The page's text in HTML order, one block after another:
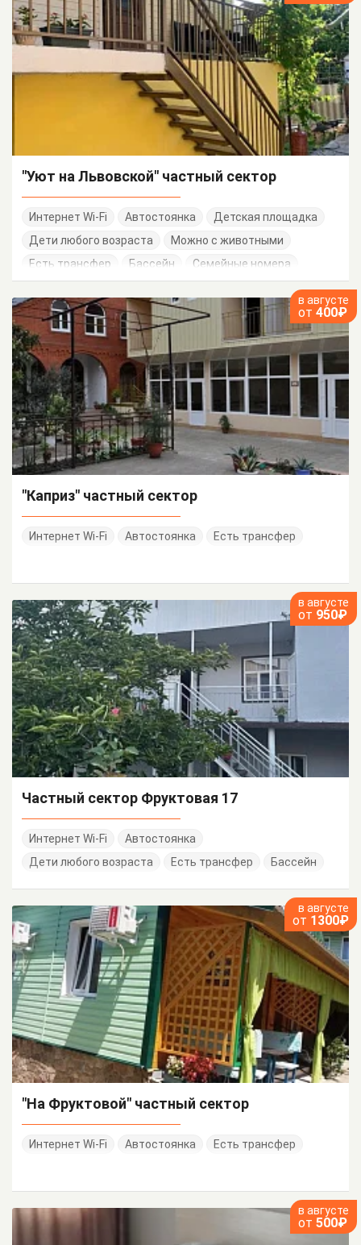
"Уют на Львовской" частный сектор
Интернет Wi-Fi Автостоянка
Детская площадка
Дети любого возраста
Можно с животными
Есть трансфер
Бассейн Семейные номера
в августе
от 400₽
"Каприз" частный сектор
Интернет Wi-Fi Автостоянка Есть трансфер
в августе
от 950₽
Частный сектор Фруктовая 17
Интернет Wi-Fi
Автостоянка
Дети любого возраста
Есть трансфер Бассейн
в августе
от 1300₽
"На Фруктовой" частный сектор
Интернет Wi-Fi Автостоянка Есть трансфер
в августе
от 500₽